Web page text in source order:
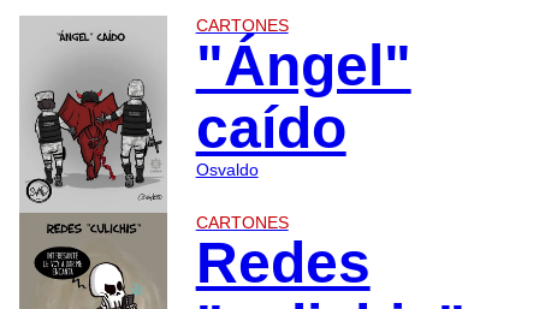
CARTONES
"Ángel"
caído
Osvaldo
CARTONES
Redes